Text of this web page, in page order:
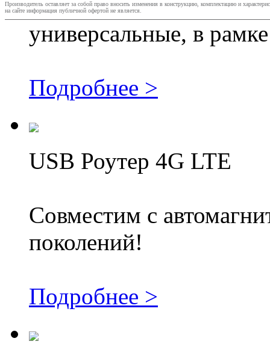
Производитель оставляет за собой право вносить изменения в конструкцию, комплектацию и
на сайте информация публичной офертой не является.
универсальные, в
Подробнее >
USB Роутер 4G LTE
Совместим с
поколений!
Подробнее >